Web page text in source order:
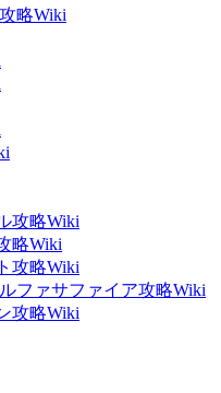
略Wiki
攻略Wiki
略Wiki
攻略Wiki
ファサファイア攻略Wiki
攻略Wiki